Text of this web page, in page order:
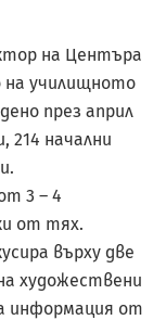
на Центъра
на училищното
през април
214 начални
3 – 4
от тях.
върху две
художествени
информация от